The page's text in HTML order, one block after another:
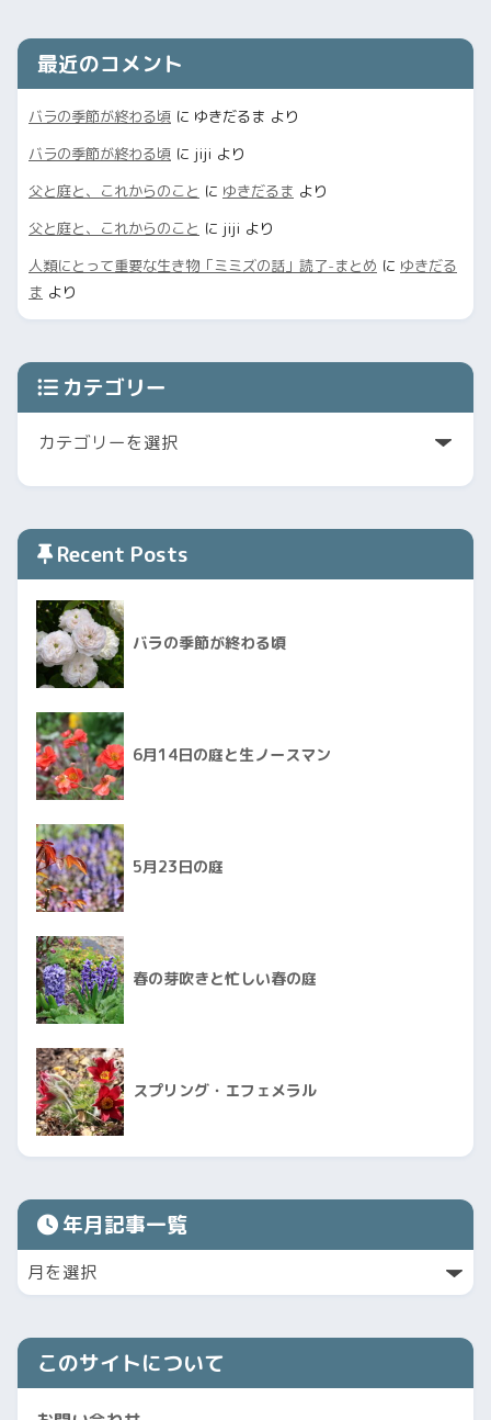
最近のコメント
バラの季節が終わる頃 に ゆきだるま より
バラの季節が終わる頃 に jiji より
父と庭と、これからのこと に ゆきだるま より
父と庭と、これからのこと に jiji より
人類にとって重要な生き物「ミミズの話」読了-まとめ に ゆきだる
ま より
カテゴリー
Recent Posts
バラの季節が終わる頃
6月14日の庭と生ノースマン
5月23日の庭
春の芽吹きと忙しい春の庭
スプリング・エフェメラル
年月記事一覧
このサイトについて